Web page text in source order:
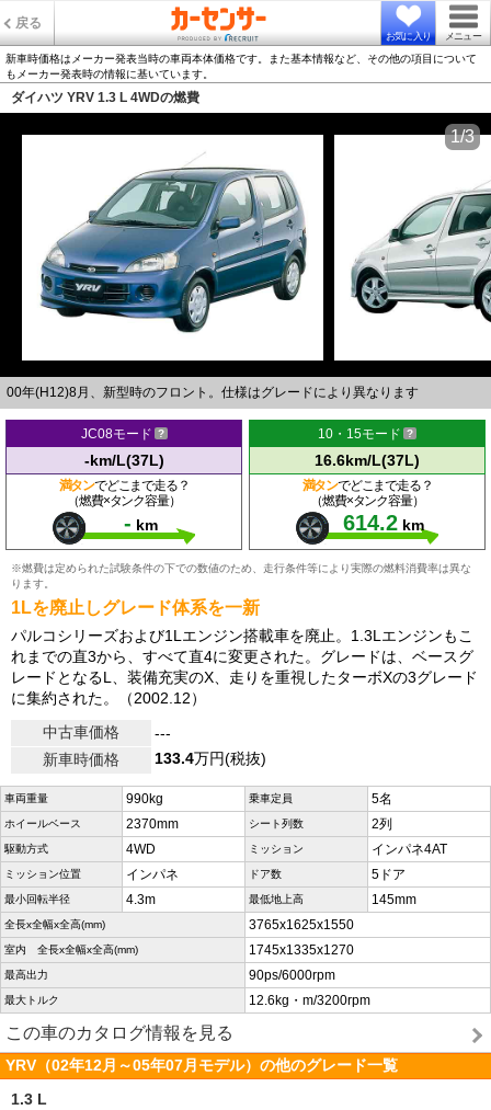
戻る
お気に入り メニュー
新車時価格はメーカー発表当時の車両本体価格です。また基本情報など、その他の項目について
もメーカー発表時の情報に基いています。
ダイハツ YRV 1.3 L 4WDの燃費
00年(H12)8月、新型時のフロント。仕様はグレードにより異なります
1/3
JC08モード
-km/L(37L)
満タンでどこまで走る？
（燃費×タンク容量）
- km
10・15モード
16.6km/L(37L)
満タンでどこまで走る？
（燃費×タンク容量）
614.2 km
※燃費は定められた試験条件の下での数値のため、走行条件等により実際の燃料消費率は異な
ります。
1Lを廃止しグレード体系を一新
パルコシリーズおよび1Lエンジン搭載車を廃止。1.3Lエンジンもこ
れまでの直3から、すべて直4に変更された。グレードは、ベースグ
レードとなるL、装備充実のX、走りを重視したターボXの3グレード
に集約された。（2002.12）
中古車価格
---
新車時価格
133.4万円(税抜)
車両重量 990kg 乗車定員 5名
ホイールベース 2370mm シート列数 2列
駆動方式 4WD ミッション インパネ4AT
ミッション位置 インパネ ドア数 5ドア
最小回転半径 4.3m 最低地上高 145mm
全長x全幅x全高(mm) 3765x1625x1550
室内 全長x全幅x全高(mm) 1745x1335x1270
最高出力 90ps/6000rpm
最大トルク 12.6kg・m/3200rpm
この車のカタログ情報を見る
YRV（02年12月～05年07月モデル）の他のグレード一覧
1.3 L